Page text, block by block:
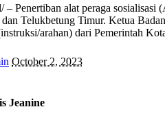
– Penertiban alat peraga
Telukbetung Timur. Ketua
arahan) dari Pemerintah
October 2, 2023
Jeanine